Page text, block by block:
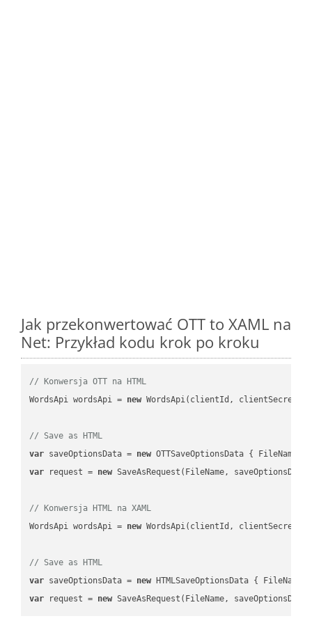
Jak przekonwertować OTT to XAML na
Net: Przykład kodu krok po kroku
// Konwersja OTT na HTML
WordsApi wordsApi = new WordsApi(clientId, clientSecret);
// Save as HTML
var saveOptionsData = new OTTSaveOptionsData { FileName =
var request = new SaveAsRequest(FileName,
// Konwersja HTML na XAML
WordsApi wordsApi = new WordsApi(clientId, clientSecret);
// Save as HTML
var saveOptionsData = new HTMLSaveOptionsData { FileName
var request = new